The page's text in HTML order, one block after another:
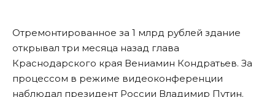
Отремонтированное за 1 млрд рублей здание
открывал три месяца назад глава
Краснодарского края Вениамин Кондратьев. За
процессом в режиме видеоконференции
наблюдал президент России Владимир Путин.